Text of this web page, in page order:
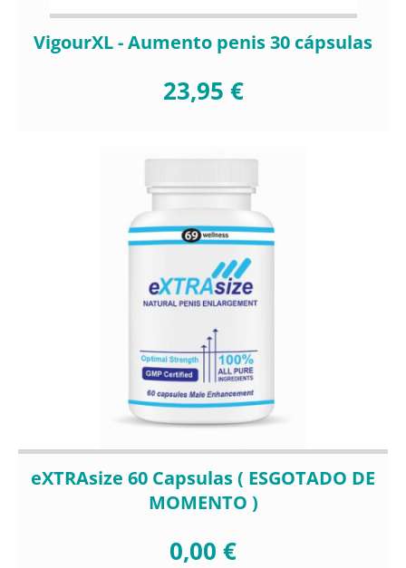
VigourXL - Aumento penis 30 cápsulas
23,95 €
eXTRAsize 60 Capsulas ( ESGOTADO DE
MOMENTO )
0,00 €